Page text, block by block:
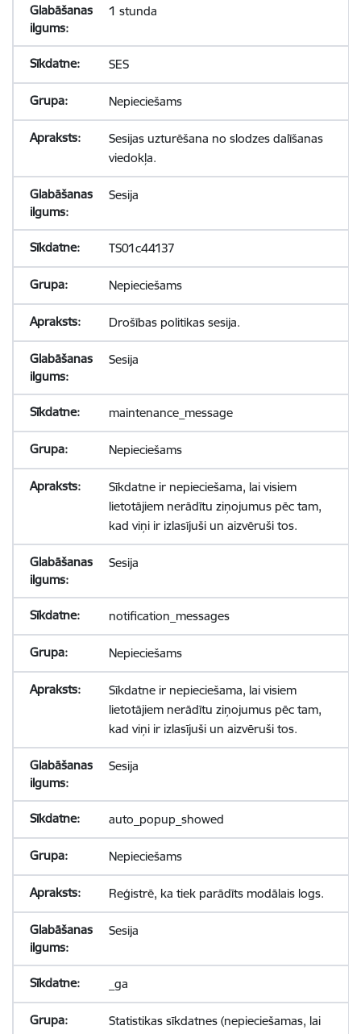
1 stunda
SES
Nepieciešams
Sesijas uzturēšana no slodzes dalīšanas
viedokļa.
Sesija
TS01c44137
Nepieciešams
Drošības politikas sesija.
Sesija
maintenance_message
Nepieciešams
Sīkdatne ir nepieciešama, lai visiem
lietotājiem nerādītu ziņojumus pēc tam,
kad viņi ir izlasījuši un aizvēruši tos.
Sesija
notification_messages
Nepieciešams
Sīkdatne ir nepieciešama, lai visiem
lietotājiem nerādītu ziņojumus pēc tam,
kad viņi ir izlasījuši un aizvēruši tos.
Sesija
auto_popup_showed
Nepieciešams
Reģistrē, ka tiek parādīts modālais logs.
Sesija
_ga
Statistikas sīkdatnes (nepieciešamas, lai